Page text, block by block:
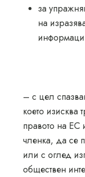
за
на
– с цел
което изисква
правото на ЕС
членка, да се
или с оглед
обществен